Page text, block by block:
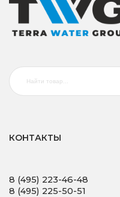
КОНТАКТЫ
8 (495) 223-46-48
8 (495) 225-50-51